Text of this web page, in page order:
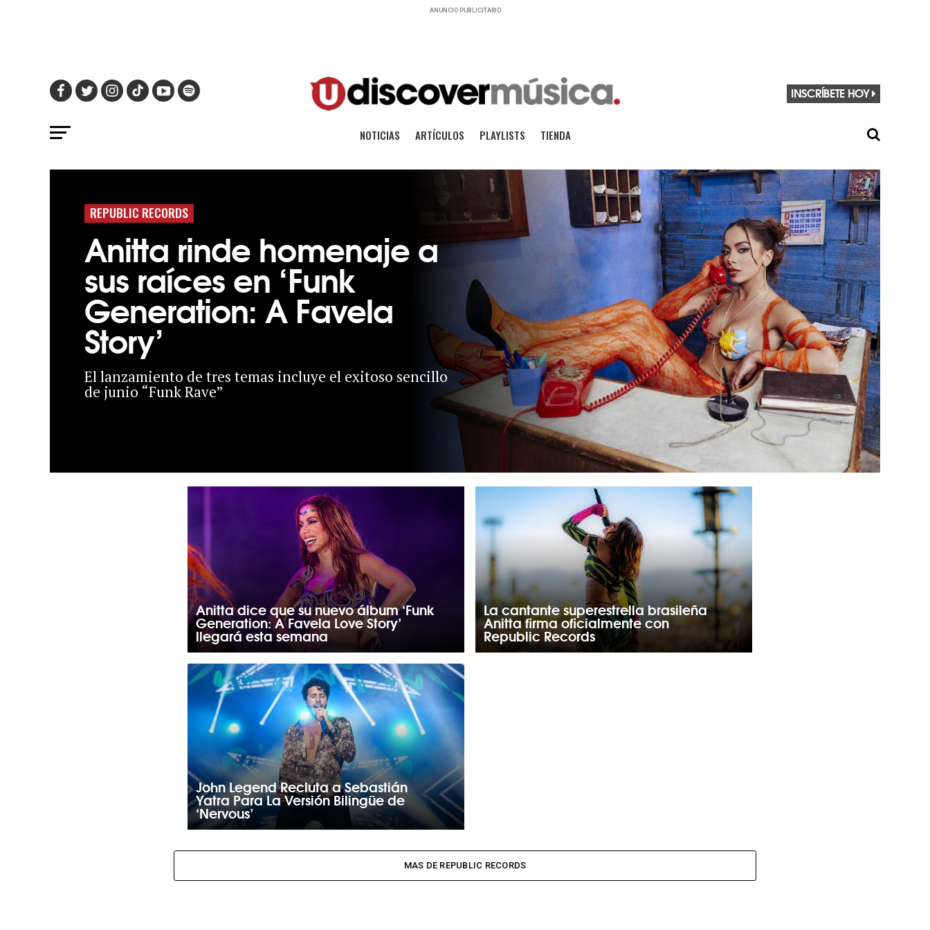
ANUNCIO PUBLICITARIO
INSCRÍBETE HOY
NOTICIAS ARTÍCULOS PLAYLISTS TIENDA
REPUBLIC RECORDS
Anitta rinde homenaje a
sus raíces en ‘Funk
Generation: A Favela
Story’
El lanzamiento de tres temas incluye el exitoso sencillo
de junio “Funk Rave”
Anitta dice que su nuevo álbum ‘Funk
Generation: A Favela Love Story’
llegará esta semana
La cantante superestrella brasileña
Anitta firma oficialmente con
Republic Records
John Legend Recluta a Sebastián
Yatra Para La Versión Bilingüe de
‘Nervous’
MAS DE REPUBLIC RECORDS